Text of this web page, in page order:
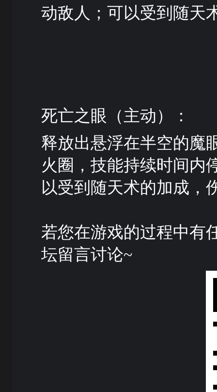
动敌人；可以受到随天
死亡之眼（主动）：
释放出悬浮在半空的魔
火圈，技能持续时间内
以受到随天术的加成，
若您在游戏的过程中有
坛留言讨论~